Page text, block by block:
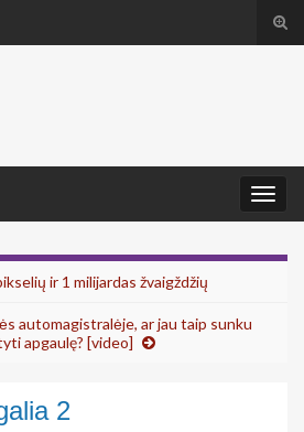
ir 1 milijardas žvaigždžių
automagistralėje, ar jau taip sunku
apgaulę? [video]
2